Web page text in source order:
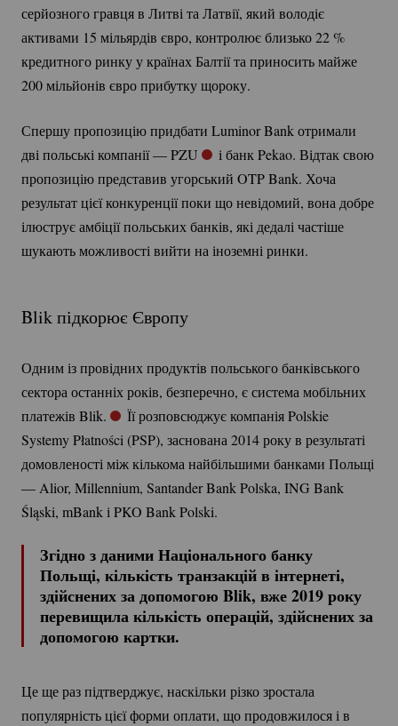
серйозного гравця в Литві та Латвії, який володіє
активами 15 мільярдів євро, контролює близько22 %
кредитного ринку у країнах Балтії та приносить майже
200 мільйонів євро прибутку щороку.
Спершу пропозицію придбати Luminor Bank отримали
дві польські компанії — PZU
і банк Pekao. Відтак свою
пропозицію представив угорський OTP Bank. Хоча
результат цієї конкуренції поки що невідомий, вона добре
ілюструє амбіції польських банків, які дедалі частіше
шукають можливості вийти на іноземні ринки.
Blik підкорює Європу
Одним із провідних продуктів польського банківського
сектора останніх років, безперечно, є система мобільних
платежів Blik.
Її розповсюджує компанія Polskie
Systemy Płatności (PSP), заснована 2014 року в результаті
домовленості між кількома найбільшими банками Польщі
— Alior, Millennium, Santander Bank Polska, ING Bank
Śląski, mBank і PKO Bank Polski.
Згідно з даними Національного банку
Польщі, кількість транзакцій в інтернеті,
здійснених за допомогою Blik, вже 2019 року
перевищила кількість операцій, здійснених за
допомогою картки.
Це ще раз підтверджує, наскільки різко зростала
популярність цієї форми оплати, що продовжилося і в